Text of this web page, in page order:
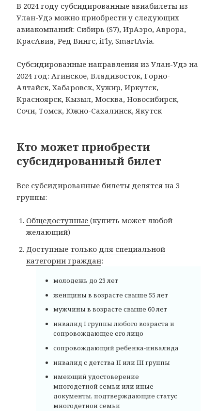
В 2024 году субсидированные авиабилеты из
Улан-Удэ можно приобрести у следующих
авиакомпаний: Сибирь (S7), ИрАэро, Аврора,
КрасАвиа, Ред Вингс, iFly, SmartAvia.
Субсидированные направления из Улан-Удэ на
2024 год: Агинское, Владивосток, Горно-
Алтайск, Хабаровск, Хужир, Иркутск,
Красноярск, Кызыл, Москва, Новосибирск,
Сочи, Томск, Южно-Сахалинск, Якутск
Кто может приобрести
субсидированный билет
Все субсидированные билеты делятся на 3
группы:
Общедоступные(купить может любой
желающий)
Доступные только для специальной
категории граждан:
молодежь до 23 лет
женщины в возрасте свыше 55 лет
мужчины в возрасте свыше 60 лет
инвалид I группы любого возраста и
сопровождающее его лицо
сопровождающий ребенка-инвалида
инвалид с детства II или III группы
имеющий удостоверение
многодетной семьи или иные
документы, подтверждающие статус
многодетной семьи